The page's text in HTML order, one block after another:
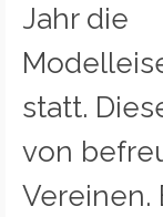
Jahr die
statt.
von
Vereinen.